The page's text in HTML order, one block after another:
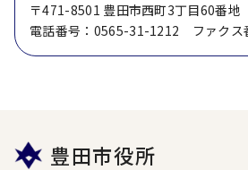
〒471-8501 豊田市西町3丁目60番地
電話番号：0565-31-1212 ファクス
豊田市役所